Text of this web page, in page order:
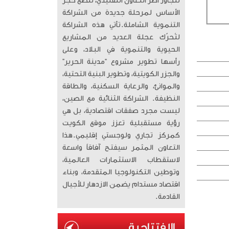
الأساس لمرحلة جديدة من الشراكة
التنموية الشاملة. ​تأتي هذه الشراكة
لتُحرّك عجلة العديد من المشاريع
الحيوية والتنموية في البلاد، وعلى
رأسها تطوير مشروع “مدينة الحرير”
والجزر الكويتية، وتطوير البنية التحتية،
والموانئ، والرعاية السكنية، والطاقة
النظيفة. الشراكة الثنائية مع الصين،
ليست مجرد صفقات اقتصادية، بل هي
رؤية مستقبلية تعزز موقع الكويت
كمركز تجاري ولوجستي إقليمي. ​هذا
التعاون المثمر سيفتح آفاقاً واسعة
لاستقطاب الاستثمارات العالمية،
وتوطين التكنولوجيا المتقدمة، وبناء
اقتصاد مستدام يضمن الازدهار للأجيال
القادمة.